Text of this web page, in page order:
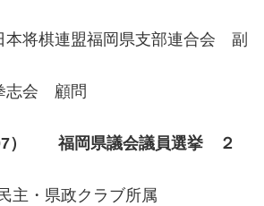
将棋連盟福岡県支部連合会 副
志会 顧問
） 福岡県議会議員選挙 ２
主・県政クラブ所属